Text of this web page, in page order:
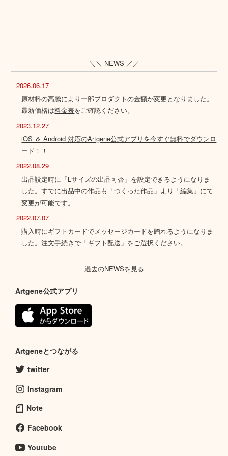
＼＼ NEWS ／／
2026.06.17
原材料の高騰により一部プロダクトの金額が変更となりました。
最新価格は料金表をご確認ください。
2023.12.27
iOS ＆ Android 対応のArtgene公式アプリを今すぐ無料でダウンロ
ード！！
2022.08.29
出品設定時に「Lサイズの出品可否」を設定できるようになりま
した。すでに出品中の作品も「つくった作品」より「編集」にて
変更が可能です。
2022.07.07
購入時にギフトカードでメッセージカードを贈れるようになりま
した。注文手続きで「ギフト配送」をご選択ください。
過去のNEWSを見る
Artgene公式アプリ
Artgeneとつながる
twitter
Instagram
Note
Facebook
Youtube